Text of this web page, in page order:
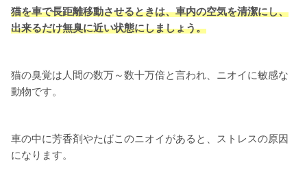
猫を車で長距離移動させるときは、車内の空気を清潔にし、
出来るだけ無臭に近い状態にしましょう。
猫の臭覚は人間の数万～数十万倍と言われ、ニオイに敏感な
動物です。
車の中に芳香剤やたばこのニオイがあると、ストレスの原因
になります。